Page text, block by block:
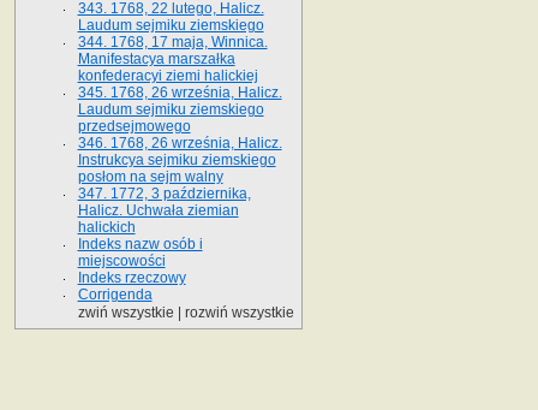
343. 1768, 22 lutego, Halicz.
Laudum sejmiku ziemskiego
344. 1768, 17 maja, Winnica.
Manifestacya marszałka
konfederacyi ziemi halickiej
345. 1768, 26 września, Halicz.
Laudum sejmiku ziemskiego
przedsejmowego
346. 1768, 26 września, Halicz.
Instrukcya sejmiku ziemskiego
posłom na sejm walny
347. 1772, 3 października,
Halicz. Uchwała ziemian
halickich
Indeks nazw osób i
miejscowości
Indeks rzeczowy
Corrigenda
zwiń wszystkie
rozwiń wszystkie